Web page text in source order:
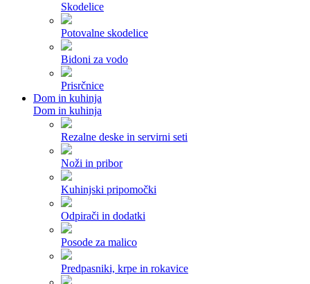
Skodelice
Potovalne skodelice
Bidoni za vodo
Prisrčnice
Dom in kuhinja
Dom in kuhinja
Rezalne deske in servirni seti
Noži in pribor
Kuhinjski pripomočki
Odpirači in dodatki
Posode za malico
Predpasniki, krpe in rokavice